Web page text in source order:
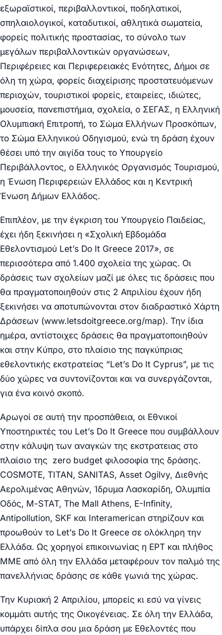
εξωραϊστικοί, περιβαλλοντικοί, ποδηλατικοί,
σπηλαιολογικοί, καταδυτικοί, αθλητικά σωματεία,
φορείς πολιτικής προστασίας, το σύνολο των
μεγάλων περιβαλλοντικών οργανώσεων,
Περιφέρειες και Περιφερειακές Ενότητες, Δήμοι σε
όλη τη χώρα, φορείς διαχείρισης προστατευόμενων
περιοχών, τουριστικοί φορείς, εταιρείες, ιδιώτες,
μουσεία, πανεπιστήμια, σχολεία, ο ΣΕΓΑΣ, η Ελληνική
Ολυμπιακή Επιτροπή, το Σώμα Ελλήνων Προσκόπων,
το Σώμα Ελληνικού Οδηγισμού, ενώ τη δράση έχουν
θέσει υπό την αιγίδα τους το Υπουργείο
Περιβάλλοντος, ο Ελληνικός Οργανισμός Τουρισμού,
η Ένωση Περιφερειών Ελλάδος και η Κεντρική
Ένωση Δήμων Ελλάδος.
Επιπλέον, με την έγκριση του Υπουργείο Παιδείας,
έχει ήδη ξεκινήσει η «Σχολική Εβδομάδα
Εθελοντισμού Let’s Do It Greece 2017», σε
περισσότερα από 1.400 σχολεία της χώρας. Οι
δράσεις των σχολείων μαζί με όλες τις δράσεις που
θα πραγματοποιηθούν στις 2 Απριλίου έχουν ήδη
ξεκινήσει να αποτυπώνονται στον διαδραστικό Χάρτη
Δράσεων (www.letsdoitgreece.org/map). Την ίδια
ημέρα, αντίστοιχες δράσεις θα πραγματοποιηθούν
και στην Κύπρο, στο πλαίσιο της παγκύπριας
εθελοντικής εκστρατείας “Let’s Do It Cyprus”, με τις
δύο χώρες να συντονίζονται και να συνεργάζονται,
για ένα κοινό σκοπό.
Αρωγοί σε αυτή την προσπάθεια, οι Εθνικοί
Υποστηρικτές του Let’s Do It Greece που συμβάλλουν
στην κάλυψη των αναγκών της εκστρατειας στο
πλαίσιο της zero budget φιλοσοφία της δράσης.
COSMOTE, TITAN, SANITAS, Asset Ogilvy, Διεθνής
Αερολιμένας Αθηνών, Ίδρυμα Λασκαρίδη, Ολυμπία
Οδός, Μ-STAT, The Mall Αthens, E-Infinity,
Antipollution, SKF και Interamerican στηρίζουν και
προωθούν το Let’s Do It Greece σε ολόκληρη την
Ελλάδα. Ως χορηγοί επικοινωνίας η ΕΡΤ και πλήθος
ΜΜΕ από όλη την Ελλάδα μεταφέρουν τον παλμό της
πανελλήνιας δράσης σε κάθε γωνιά της χώρας.
Την Κυριακή 2 Απριλίου, μπορείς κι εσύ να γίνεις
κομμάτι αυτής της Οικογένειας. Σε όλη την Ελλάδα,
υπάρχει δίπλα σου μια δράση με Εθελοντές που